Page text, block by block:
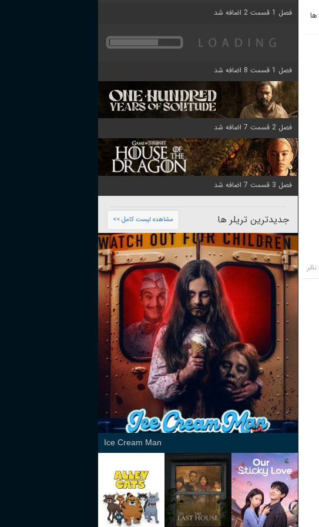
فصل 1 قسمت 2 اضافه شد
فصل 1 قسمت 8 اضافه شد
فصل 2 قسمت 7 اضافه شد
فصل 3 قسمت 7 اضافه شد
جدیدترین تریلر ها مشاهده لیست کامل >>
Ice Cream Man